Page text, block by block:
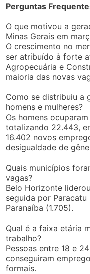
Perguntas
O que motivou a
Minas Gerais em
O crescimento no
ser atribuído à forte
Agropecuária e
maioria das novas
Como se distribuiu a
homens e mulheres?
Os homens
totalizando 22.443,
16.402 novos
desigualdade de
Quais municípios
vagas?
Belo Horizonte
seguida por
Paranaíba (1.705).
Qual é a faixa etária
trabalho?
Pessoas entre 18 e
conseguiram
formais.